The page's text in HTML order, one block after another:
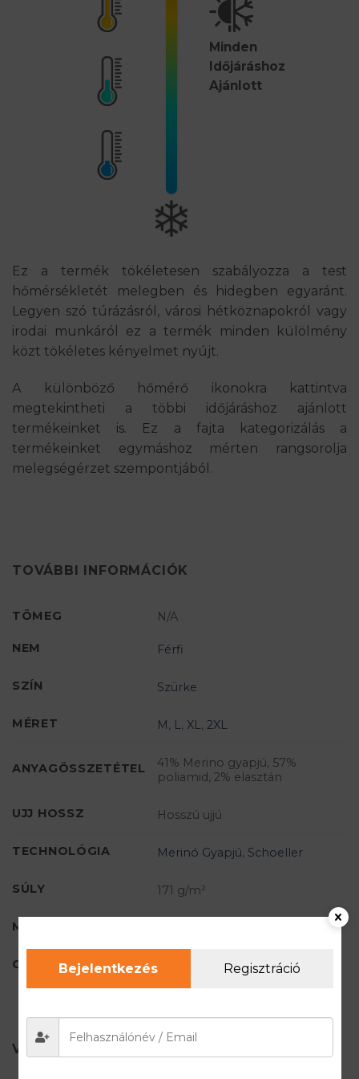
Minden
Időjáráshoz
Ajánlott
Ez a termék tökéletesen szabályozza a test
hőmérsékletét melegben és hidegben egyaránt.
Legyen szó túrázásról, városi hétköznapokról vagy
irodai munkáról ez a termék minden külölmény
közt tökéletes kényelmet nyújt.
A különböző hőmérő ikonokra kattintva
megtekintheti a többi időjáráshoz ajánlott
termékeinket is. Ez a fajta kategorizálás a
termékeinket egymáshoz mérten rangsorolja
melegségérzet szempontjából.
TOVÁBBI INFORMÁCIÓK
TÖMEG N/A
NEM Férfi
SZÍN Szürke
MÉRET M, L,XL,2XL
ANYAGÖSSZETÉTEL
41% Merino gyapjú, 57%
poliamid, 2% elasztán
UJJ HOSSZ Hosszú ujjú
TECHNOLÓGIA Merinó Gyapjú, Schoeller
SÚLY 171 g/m²
MÁRKA
CIKKSZÁM
VÉLEMÉNYEK (1)
Bejelentkezés Regisztráció